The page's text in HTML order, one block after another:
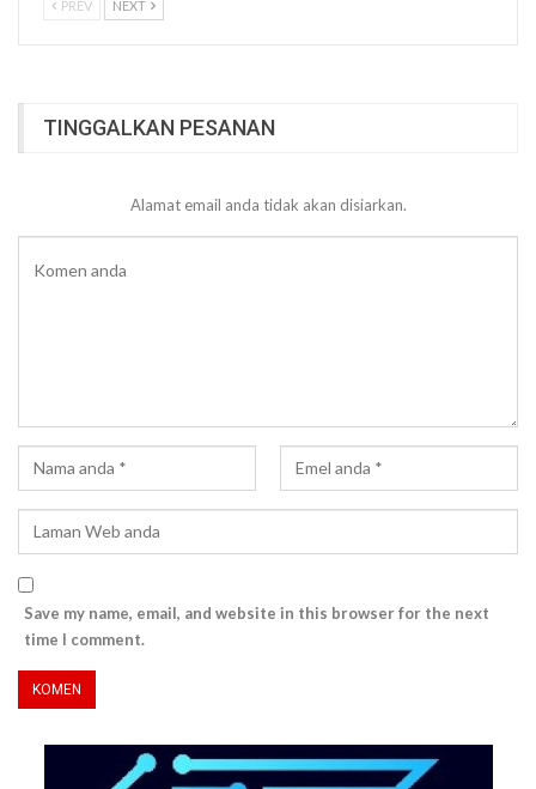
PREV NEXT
TINGGALKAN PESANAN
Alamat email anda tidak akan disiarkan.
Save my name, email, and website in this browser for the next
time I comment.